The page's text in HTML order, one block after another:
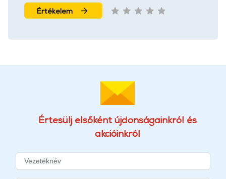
További információk:ÁSZF
Értékelem
Értesülj elsőként újdonságainkról és
akcióinkról